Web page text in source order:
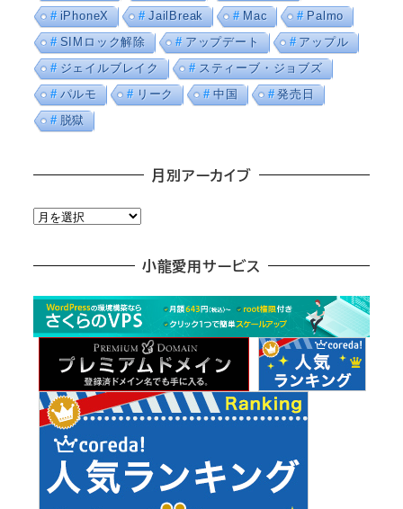
iPhoneX
JailBreak Mac
Palmo
SIMロック解除
アップデート
アップル
ジェイルブレイク
スティーブ・ジョブズ
パルモ
リーク 中国
発売日
脱獄
月別アーカイブ
月
カ
小龍愛用サービス